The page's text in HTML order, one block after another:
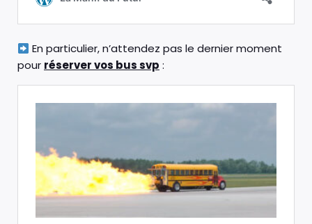
En particulier, n’attendez pas le dernier moment
pour réserver vos bus svp :